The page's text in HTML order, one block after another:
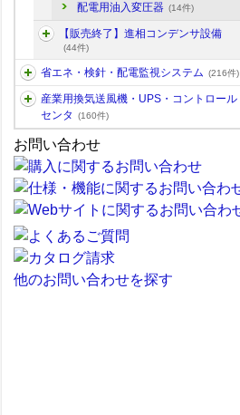
配電用油入変圧器 (14件)
【販売終了】進相コンデンサ設備
(44件)
省エネ・検針・配電監視システム (216件)
産業用換気送風機・UPS・コントロール
センタ
(160件)
お問い合わせ
他のお問い合わせを探す